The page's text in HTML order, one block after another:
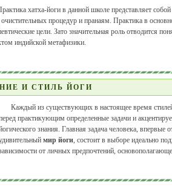
хатха-йоги в данной школе представляет
очистительных процедур и пранаям. Практика в
цели. Зато значительная роль отводится
индийской метафизики.
И СТИЛЬ ЙОГИ
Каждый из существующих в настоящее время
практикующим определенные задачи и
знания. Главная задача человека, впервые
мир йоги, состоит в выборе идеально
от личных предпочтений,